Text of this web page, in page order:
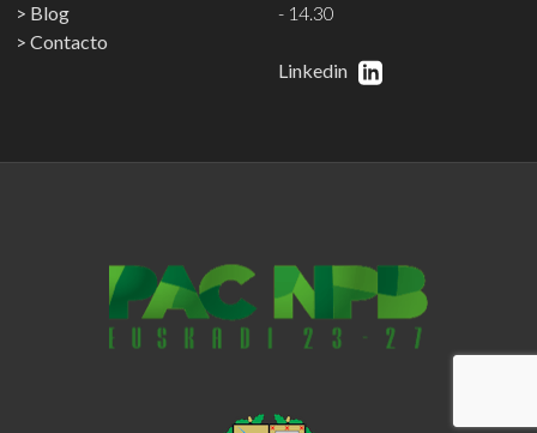
Blog
Contacto
- 14.30
Linkedin